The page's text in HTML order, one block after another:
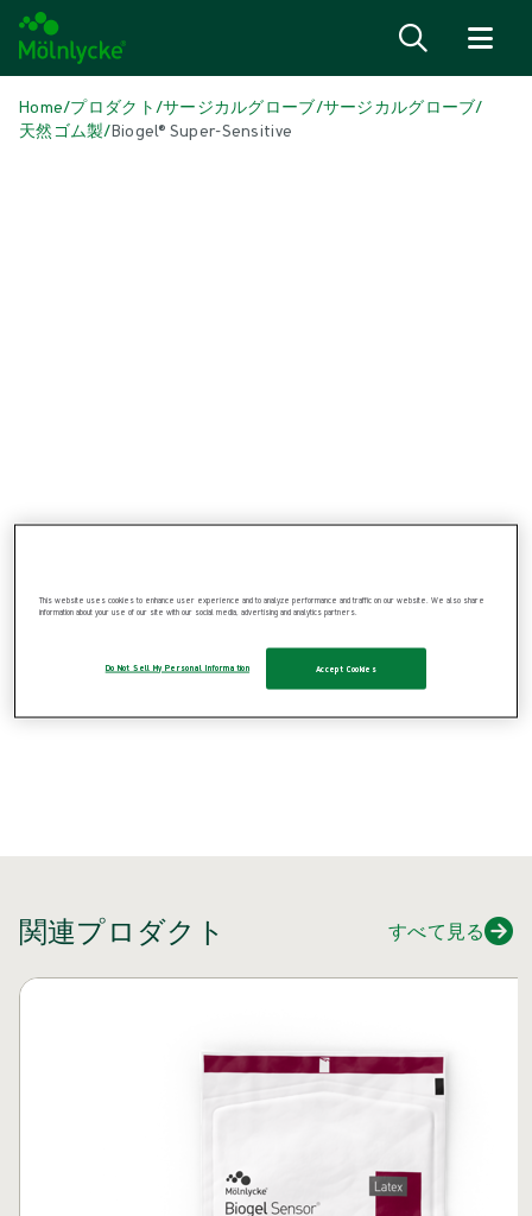
Home/プロダクト/サージカルグローブ/サージカルグローブ/
天然ゴム製/Biogel® Super-Sensitive
{{ feature }}
ISCC認証済
関連プロダクト すべて見る
This website uses cookies to enhance user experience and to analyze performance and traffic on our website. We also share
information about your use of our site with our social media, advertising and analytics partners.
Do Not Sell My Personal Information Accept Cookies